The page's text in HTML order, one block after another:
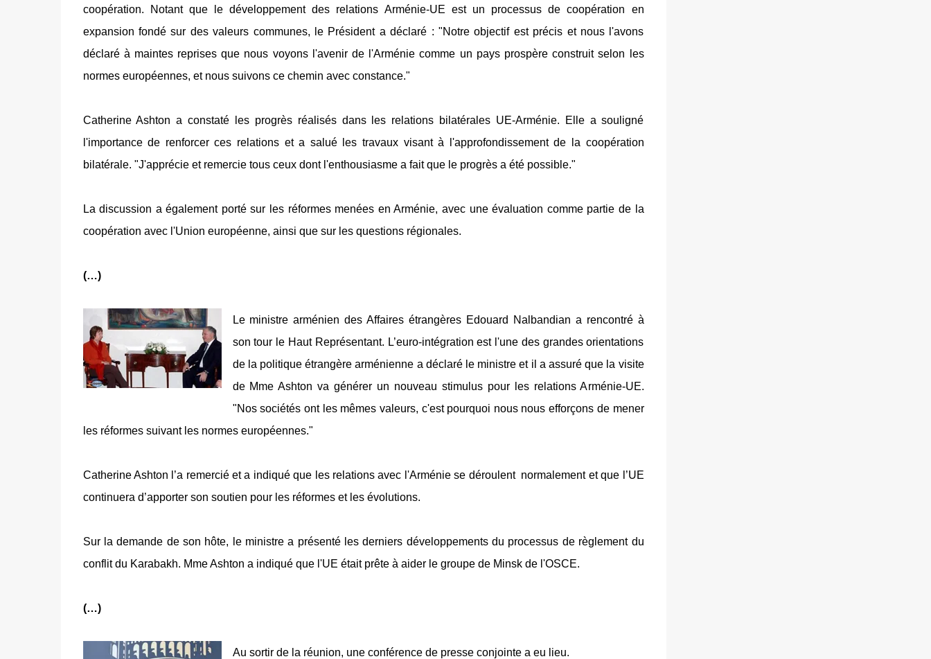
coopération. Notant que le développement des relations Arménie-UE est un processus de coopération en
expansion fondé sur des valeurs communes, le Président a déclaré : "Notre objectif est précis et nous l'avons
déclaré à maintes reprises que nous voyons l'avenir de l'Arménie comme un pays prospère construit selon les
normes européennes, et nous suivons ce chemin avec constance."
Catherine Ashton a constaté les progrès réalisés dans les relations bilatérales UE-Arménie. Elle a souligné
l'importance de renforcer ces relations et a salué les travaux visant à l'approfondissement de la coopération
bilatérale. "J'apprécie et remercie tous ceux dont l'enthousiasme a fait que le progrès a été possible."
La discussion a également porté sur les réformes menées en Arménie, avec une évaluation comme partie de la
coopération avec l'Union européenne, ainsi que sur les questions régionales.
(…)
Le ministre arménien des Affaires étrangères Edouard Nalbandian a rencontré à
son tour le Haut Représentant. L’euro-intégration est l'une des grandes orientations
de la politique étrangère arménienne a déclaré le ministre et il a assuré que la visite
de Mme Ashton va générer un nouveau stimulus pour les relations Arménie-UE.
"Nos sociétés ont les mêmes valeurs, c'est pourquoi nous nous efforçons de mener
les réformes suivant les normes européennes."
Catherine Ashton l’a remercié et a indiqué que les relations avec l'Arménie se déroulent normalement et que l’UE
continuera d’apporter son soutien pour les réformes et les évolutions.
Sur la demande de son hôte, le ministre a présenté les derniers développements du processus de règlement du
conflit du Karabakh. Mme Ashton a indiqué que l'UE était prête à aider le groupe de Minsk de l'OSCE.
(…)
Au sortir de la réunion, une conférence de presse conjointe a eu lieu.